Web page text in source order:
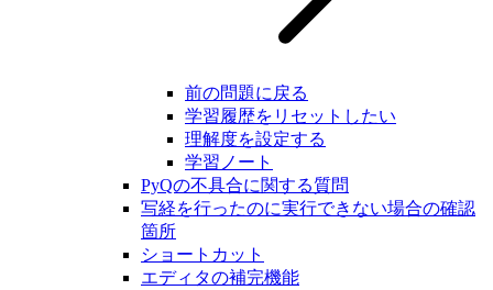
前の問題に戻る
学習履歴をリセットしたい
理解度を設定する
学習ノート
PyQの不具合に関する質問
写経を行ったのに実行できない場合の確認
箇所
ショートカット
エディタの補完機能